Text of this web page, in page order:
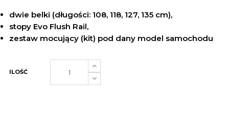
dwie belki (długości: 108, 118, 127, 135 cm),
stopy Evo Flush Rail,
zestaw mocujący (kit) pod dany model samochodu.
ILOŚĆ